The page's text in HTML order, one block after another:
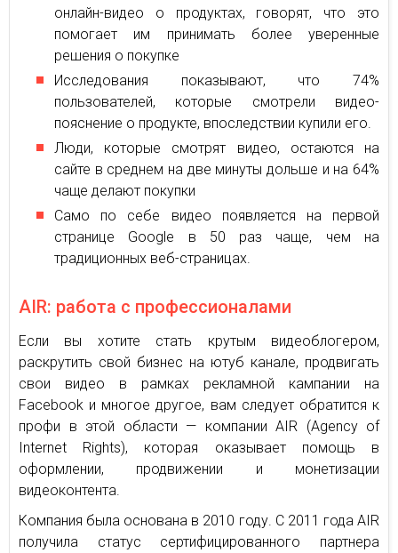
онлайн-видео о продуктах, говорят, что это
помогает им принимать более уверенные
решения о покупке
Исследования показывают, что 74%
пользователей, которые смотрели видео-
пояснение о продукте, впоследствии купили его.
Люди, которые смотрят видео, остаются на
сайте в среднем на две минуты дольше и на 64%
чаще делают покупки
Само по себе видео появляется на первой
странице Google в 50 раз чаще, чем на
традиционных веб-страницах.
AIR: работа с профессионалами
Если вы хотите стать крутым видеоблогером,
раскрутить свой бизнес на ютуб канале, продвигать
свои видео в рамках рекламной кампании на
Facebook и многое другое, вам следует обратится к
профи в этой области — компании AIR (Agency of
Internet Rights), которая оказывает помощь в
оформлении, продвижении и монетизации
видеоконтента.
Компания была основана в 2010 году. С 2011 года AIR
получила статус сертифицированного партнера